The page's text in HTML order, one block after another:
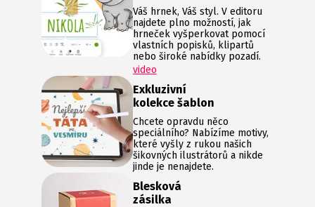
Váš hrnek, Váš styl. V editoru
najdete plno možností, jak
hrneček vyšperkovat pomocí
vlastních popisků, klipartů
nebo široké nabídky pozadí.
video
Exkluzivní
kolekce šablon
Chcete opravdu něco
speciálního? Nabízíme motivy,
které vyšly z rukou našich
šikovných ilustrátorů a nikde
jinde je nenajdete.
Blesková
zásilka